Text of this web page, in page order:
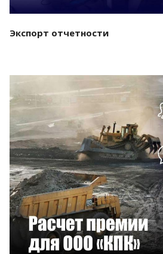
Экспорт отчетности
Смотреть проект